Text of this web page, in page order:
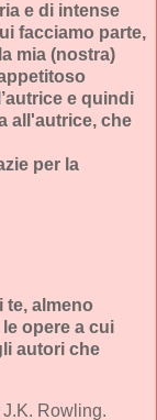
e di intense
facciamo parte,
mia (nostra)
e quindi
all'autrice, che
per la
te, almeno
opere a cui
autori che
J.K. Rowling.